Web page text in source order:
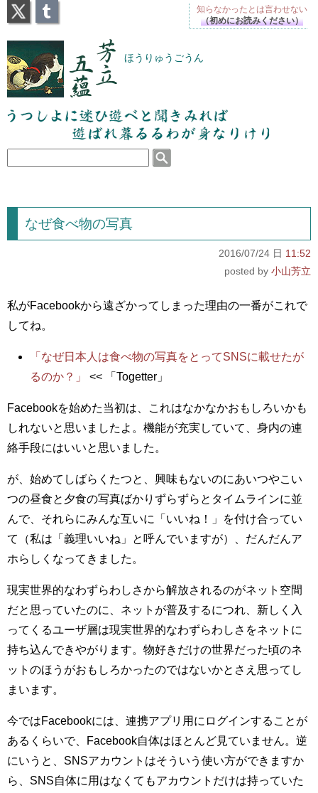
芳立五蘊 ほうりゅうごうん
うつしよに迷ひ遊べと聞きみれば遊ばれ暮るるわが
身なりけり
なぜ食べ物の写真
2016/07/24 日 11:52
小山芳立
私がFacebookから遠ざかってしまった理由の一番がこれで
してね。
「なぜ日本人は食べ物の写真をとってSNSに載せたが
るのか？」
<< 「Togetter」
Facebookを始めた当初は、これはなかなかおもしろいかも
しれないと思いましたよ。機能が充実していて、身内の連
絡手段にはいいと思いました。
が、始めてしばらくたつと、興味もないのにあいつやこい
つの昼食と夕食の写真ばかりずらずらとタイムラインに並
んで、それらにみんな互いに「いいね！」を付け合ってい
て（私は「義理いいね」と呼んでいますが）、だんだんア
ホらしくなってきました。
現実世界的なわずらわしさから解放されるのがネット空間
だと思っていたのに、ネットが普及するにつれ、新しく入
ってくるユーザ層は現実世界的なわずらわしさをネットに
持ち込んできやがります。物好きだけの世界だった頃のネ
ットのほうがおもしろかったのではないかとさえ思ってし
まいます。
今ではFacebookには、連携アプリ用にログインすることが
あるくらいで、Facebook自体はほとんど見ていません。逆
にいうと、SNSアカウントはそういう使い方ができますか
ら、SNS自体に用はなくてもアカウントだけは持っていた
知らなかったとは言わせない
（初めにお読みください）
X Tumblr